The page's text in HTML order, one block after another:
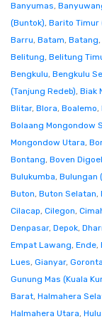
Banyumas,
(Buntok), Barito Timur
Barru, Batam, Batang,
Belitung, Belitung
Bengkulu, Bengkulu
(Tanjung Redeb), Biak
Blitar, Blora, Boalemo,
Bolaang Mongondow
Mongondow Utara,
Bontang, Boven Digoel
Bulukumba, Bulungan
Buton, Buton Selatan,
Cilacap, Cilegon,
Denpasar, Depok,
Empat Lawang, Ende,
Lues, Gianyar,
Gunung Mas (Kuala
Barat, Halmahera
Halmahera Utara,